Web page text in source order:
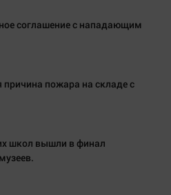
соглашение с нападающим
пожара на складе с
школ вышли в финал